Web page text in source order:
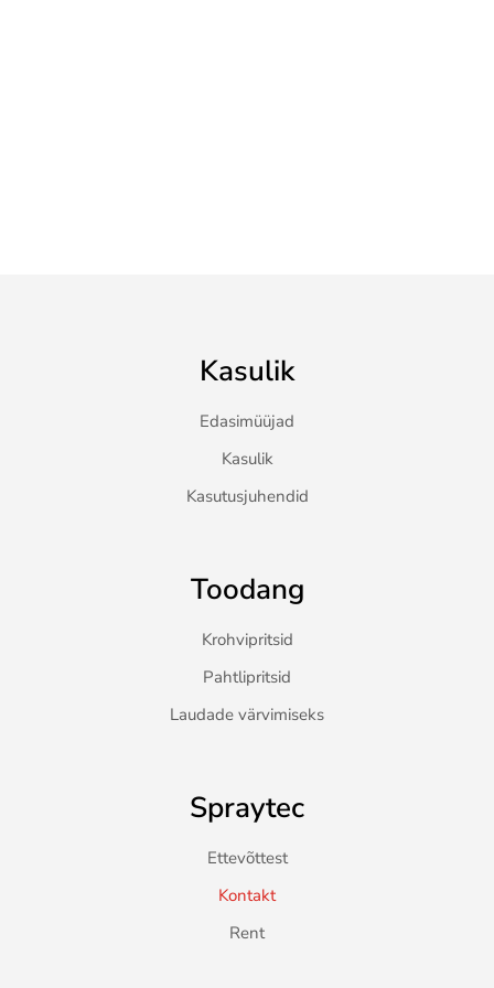
Kasulik
Edasimüüjad
Kasulik
Kasutusjuhendid
Toodang
Krohvipritsid
Pahtlipritsid
Laudade värvimiseks
Spraytec
Ettevõttest
Kontakt
Rent